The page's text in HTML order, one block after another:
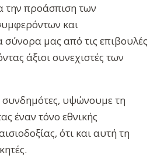
την προάσπιση των
και
σύνορα μας από τις επιβουλές
άξιοι συνεχιστές των
συνδημότες, υψώνουμε τη
έναν τόνο εθνικής
ότι και αυτή τη